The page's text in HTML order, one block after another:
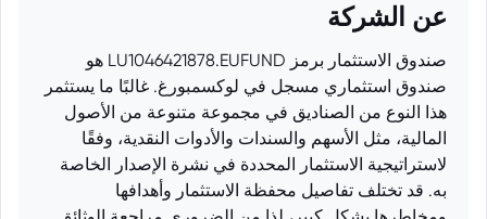
عن الشركة
صندوق الاستثمار برمز LU1046421878.EUFUND هو
صندوق استثماري مسجل في لوكسمبورغ. غالبًا ما يستثمر
هذا النوع من الصناديق في مجموعة متنوعة من الأصول
المالية، مثل الأسهم والسندات والأدوات النقدية، وفقًا
لاستراتيجية الاستثمار المحددة في نشرة الإصدار الخاصة
به. قد تختلف تفاصيل محفظة الاستثمار وأهدافها